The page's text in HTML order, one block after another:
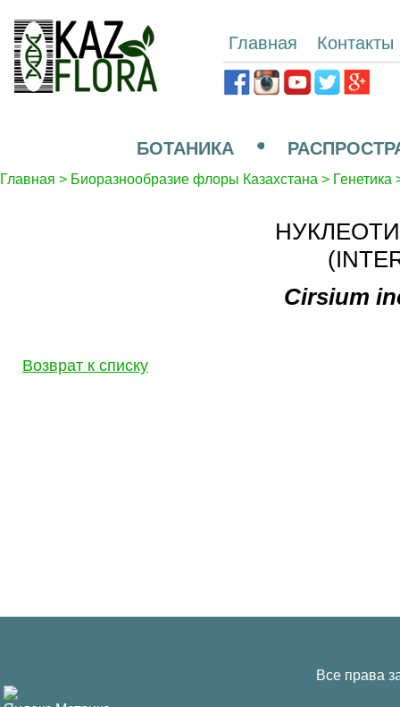
Главная Контакты
БОТАНИКА
Главная > Биоразнообразие флоры Казахстана > Генетика
Cirsium
Возврат к списку
Все права